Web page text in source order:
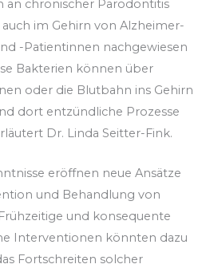
an chronischer Parodontitis
im Gehirn von Alzheimer-
-Patientinnen nachgewiesen
Bakterien können über
oder die Blutbahn ins Gehirn
dort entzündliche Prozesse
Dr. Linda Seitter-Fink.
eröffnen neue Ansätze
und Behandlung von
und konsequente
Interventionen könnten dazu
Fortschreiten solcher